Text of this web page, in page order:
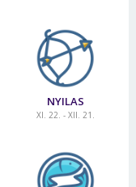
NYILAS
XI. 22. - XII. 21.